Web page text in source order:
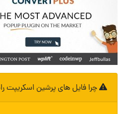
چرا فایل های پرشین اسکریپت